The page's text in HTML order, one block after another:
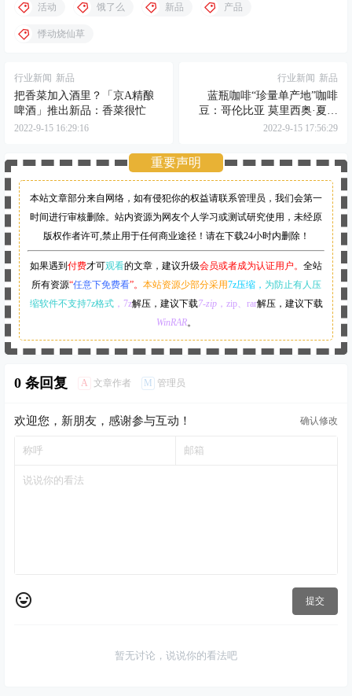
本站文章部分来自网络，如有侵犯你的权益请联系管理员，
时间进行审核删除。站内资源为网友个人学习或测试研究使用，未经原
如果遇到付费 会员或者成为认证用户。全站
所有资源“任意下免费看”。本站资源少部分采用7z压缩，为防止有人压
缩软件不支持7z格式 ，7z 解压，建议下载 ，zip、rar
解压，建议下载
0 条回复 A 文章作者 M 管理员
欢迎您，新朋友，感谢参与互动！ 确认修改
提交